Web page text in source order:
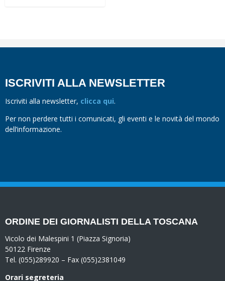
ISCRIVITI ALLA NEWSLETTER
Iscriviti alla newsletter, clicca qui.
Per non perdere tutti i comunicati, gli eventi e le novità del mondo
dell’informazione.
ORDINE DEI GIORNALISTI DELLA TOSCANA
Vicolo dei Malespini 1 (Piazza Signoria)
50122 Firenze
Tel. (055)289920 – Fax (055)2381049
Orari segreteria